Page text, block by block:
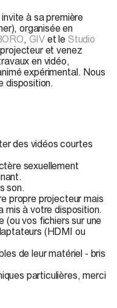
à sa première
organisée en
, GIV et le Studio
et venez
en vidéo,
expérimental. Nous
disposition.
des vidéos courtes
sexuellement
son.
propre projecteur mais
mis à votre disposition.
(ou vos fichiers sur une
(HDMI ou
de leur matériel - bris
particulières, merci